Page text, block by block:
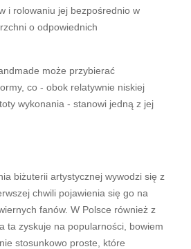
i rolowaniu jej bezpośrednio w
o odpowiednich
może przybierać
co - obok relatywnie niskiej
wykonania - stanowi jedną z jej
biżuterii artystycznej wywodzi się z
chwili pojawienia się go na
fanów. W Polsce również z
ta zyskuje na popularności, bowiem
stosunkowo proste, które